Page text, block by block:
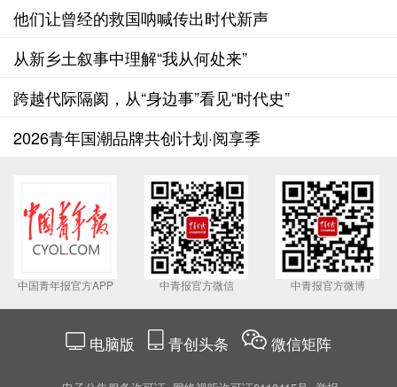
他们让曾经的救国呐喊传出时代新声
从新乡土叙事中理解“我从何处来”
跨越代际隔阂，从“身边事”看见“时代史”
2026青年国潮品牌共创计划·阅享季
中国青年报官方APP 中青报官方微信 中青报官方微博
电脑版 青创头条 微信矩阵